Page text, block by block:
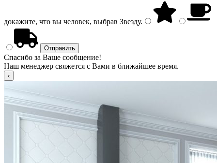
докажите, что вы человек, выбрав Звезду.
Спасибо за Ваше сообщение!
Наш менеджер свяжется с Вами в ближайшее время.